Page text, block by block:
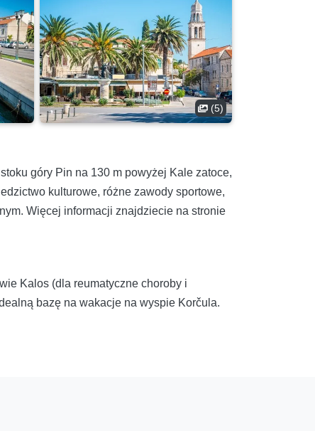
(5)
góry Pin na 130 m powyżej Kale zatoce,
kulturowe, różne zawody sportowe,
Więcej informacji znajdziecie na stronie
Kalos (dla reumatyczne choroby i
bazę na wakacje na wyspie Korčula.